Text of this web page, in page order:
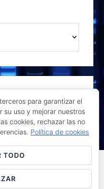
reservados© 2026 ·
para garantizar el
su uso y mejorar nuestros
cookies, rechazar las no
Política de cookies
TODO